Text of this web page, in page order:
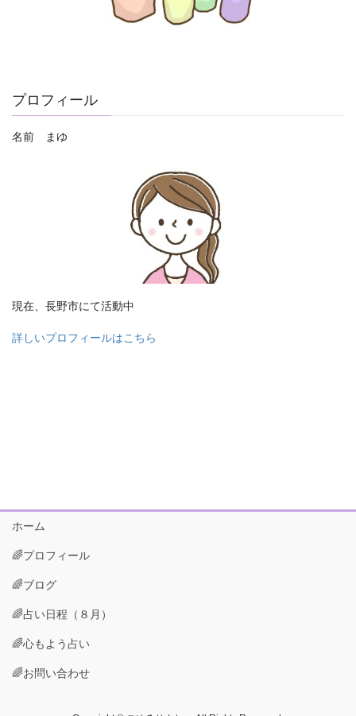
プロフィール
名前 まゆ
現在、長野市にて活動中
詳しいプロフィールはこちら
ホーム
🌈プロフィール
🌈ブログ
🌈占い日程（８月）
🌈心もよう占い
🌈お問い合わせ